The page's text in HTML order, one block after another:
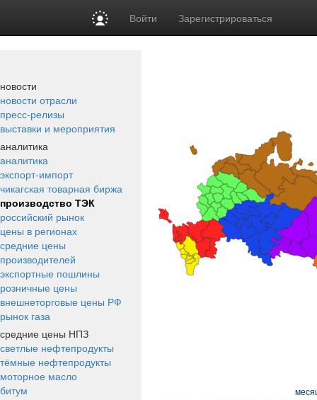
Войти Зарегистрироваться
новости
новости отрасли
пресс-релизы
выставки и мероприятия
аналитика
аналитика
экспорт-импорт
чикагская товарная биржа
производство ТЭК
российский рынок
цены в регионах
средние цены
производителей
экспортные пошлины
розничные цены
внешнеторговые цены РФ
рынок газа
средние цены НПЗ
светлые нефтепродукты
тёмные нефтепродукты
моторное масло
битум